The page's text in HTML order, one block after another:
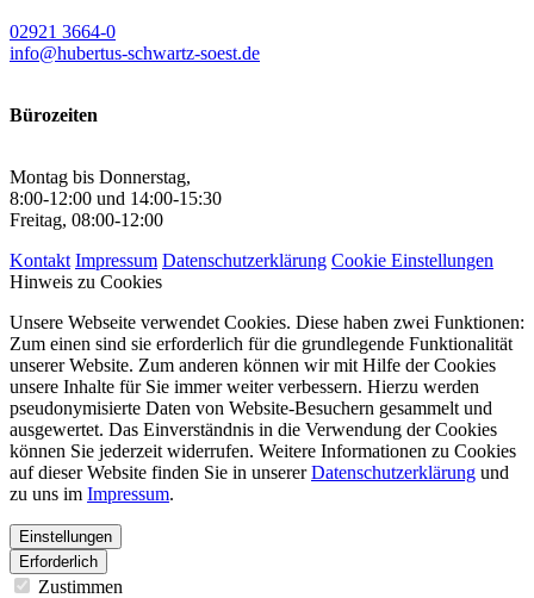
02921 3664-0
info@hubertus-schwartz-soest.de
Bürozeiten
Montag bis Donnerstag,
8:00-12:00 und 14:00-15:30
Freitag, 08:00-12:00
Kontakt Impressum Datenschutzerklärung Cookie Einstellungen
Hinweis zu Cookies
Unsere Webseite verwendet Cookies. Diese haben zwei Funktionen:
Zum einen sind sie erforderlich für die grundlegende Funktionalität
unserer Website. Zum anderen können wir mit Hilfe der Cookies
unsere Inhalte für Sie immer weiter verbessern. Hierzu werden
pseudonymisierte Daten von Website-Besuchern gesammelt und
ausgewertet. Das Einverständnis in die Verwendung der Cookies
können Sie jederzeit widerrufen. Weitere Informationen zu Cookies
auf dieser Website finden Sie in unsererDatenschutzerklärung und
zu uns im Impressum.
Einstellungen
Erforderlich
Zustimmen